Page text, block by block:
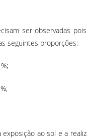
ser observadas
seguintes proporções:
ao sol e a